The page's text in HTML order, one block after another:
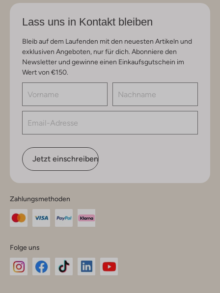
Lass uns in Kontakt bleiben
Bleib auf dem Laufenden mit den neuesten Artikeln und
exklusiven Angeboten, nur für dich. Abonniere den
Newsletter und gewinne einen Einkaufsgutschein im
Wert von €150.
Jetzt einschreiben
Zahlungsmethoden
Folge uns